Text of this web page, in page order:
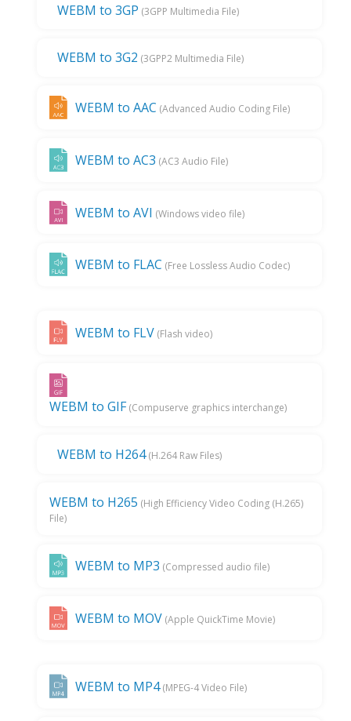
WEBM to 3GP (3GPP Multimedia File)
WEBM to 3G2 (3GPP2 Multimedia File)
WEBM to AAC (Advanced Audio Coding File)
WEBM to AC3 (AC3 Audio File)
WEBM to AVI (Windows video file)
WEBM to FLAC (Free Lossless Audio Codec)
WEBM to FLV (Flash video)
WEBM to GIF (Compuserve graphics interchange)
WEBM to H264(H.264 Raw Files)
WEBM to H265 (High Efficiency Video Coding (H.265)
File)
WEBM to MP3 (Compressed audio file)
WEBM to MOV (Apple QuickTime Movie)
WEBM to MP4(MPEG-4 Video File)